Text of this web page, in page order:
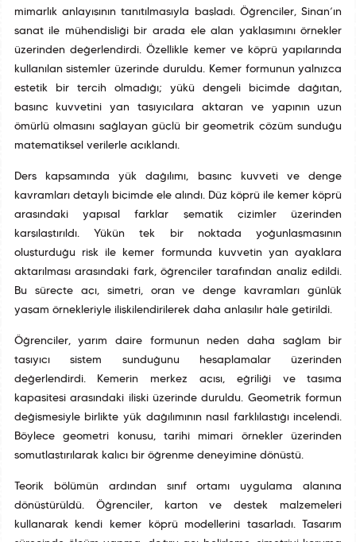
mimarlık anlayışının tanıtılmasıyla başladı. Öğrenciler, Sinan’ın
sanat ile mühendisliği bir arada ele alan yaklaşımını örnekler
üzerinden değerlendirdi. Özellikle kemer ve köprü yapılarında
kullanılan sistemler üzerinde duruldu. Kemer formunun yalnızca
estetik bir tercih olmadığı; yükü dengeli biçimde dağıtan,
basınç kuvvetini yan taşıyıcılara aktaran ve yapının uzun
ömürlü olmasını sağlayan güçlü bir geometrik çözüm sunduğu
matematiksel verilerle açıklandı.
Ders kapsamında yük dağılımı, basınç kuvveti ve denge
kavramları detaylı biçimde ele alındı. Düz köprü ile kemer köprü
arasındaki yapısal farklar şematik çizimler üzerinden
karşılaştırıldı. Yükün tek bir noktada yoğunlaşmasının
oluşturduğu risk ile kemer formunda kuvvetin yan ayaklara
aktarılması arasındaki fark, öğrenciler tarafından analiz edildi.
Bu süreçte açı, simetri, oran ve denge kavramları günlük
yaşam örnekleriyle ilişkilendirilerek daha anlaşılır hâle getirildi.
Öğrenciler, yarım daire formunun neden daha sağlam bir
taşıyıcı sistem sunduğunu hesaplamalar üzerinden
değerlendirdi. Kemerin merkez açısı, eğriliği ve taşıma
kapasitesi arasındaki ilişki üzerinde duruldu. Geometrik formun
değişmesiyle birlikte yük dağılımının nasıl farklılaştığı incelendi.
Böylece geometri konusu, tarihî mimari örnekler üzerinden
somutlaştırılarak kalıcı bir öğrenme deneyimine dönüştü.
Teorik bölümün ardından sınıf ortamı uygulama alanına
dönüştürüldü. Öğrenciler, karton ve destek malzemeleri
kullanarak kendi kemer köprü modellerini tasarladı. Tasarım